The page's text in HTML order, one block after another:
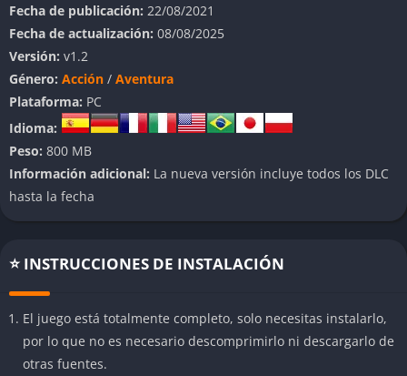
A diferencia de otros juegos de terror, Granny 3 no se apoya en
cinemáticas elaboradas ni gráficos hiperrealistas. Su fuerza
está en la tensión constante, la imprevisibilidad y la forma en
que castiga los errores sin piedad. Con mecánicas sencillas
pero efectivas, y una atmósfera cargada de sonidos
inquietantes y pasillos mal iluminados, el juego logra
mantenerte en alerta desde el primer segundo hasta el último
intento de huida.
👉 Características de Granny 3
Entorno más amplio y vertical
La casa en esta entrega es considerablemente más grande que
en las anteriores. Hay varias plantas, un jardín exterior, túneles
ocultos y múltiples habitaciones con secretos. Esta expansión
del espacio no solo aumenta la dificultad de memorizar rutas
Fecha de publicación: 22/08/2021
Fecha de actualización: 08/08/2025
Versión: v1.2
Género: Acción / Aventura
Plataforma: PC
Idioma:
Peso: 800 MB
Información adicional: La nueva versión incluye todos los DLC
hasta la fecha
⭐ INSTRUCCIONES DE INSTALACIÓN
El juego está totalmente completo, solo necesitas instalarlo,
por lo que no es necesario descomprimirlo ni descargarlo de
otras fuentes.